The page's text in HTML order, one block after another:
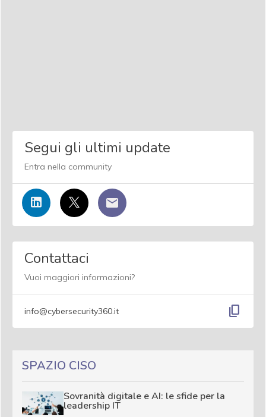
Segui gli ultimi update
Entra nella community
Contattaci
Vuoi maggiori informazioni?
info@cybersecurity360.it content_copy
SPAZIO CISO
Sovranità digitale e AI: le sfide per la
leadership IT